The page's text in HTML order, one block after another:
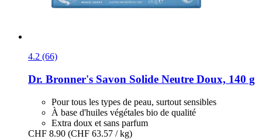
4.2 (66)
Dr. Bronner's Savon Solide Neutre Doux, 140 g
Pour tous les types de peau, surtout sensibles
À base d'huiles végétales bio de qualité
Extra doux et sans parfum
CHF 8.90 (CHF 63.57 / kg)